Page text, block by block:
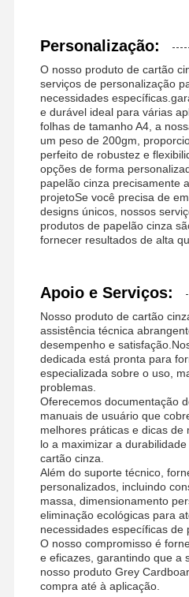
Personalização:
O nosso produto de cartão
serviços de personalização
necessidades
e durável ideal para várias
folhas de tamanho A4, a
um peso de 200gm,
perfeito de robustez e
opções de forma
papelão cinza precisamente
projetoSe você precisa de
designs únicos, nossos
produtos de papelão cinza
fornecer resultados de alta
Apoio e Serviços:
Nosso produto de cartão
assistência técnica
desempenho e
dedicada está pronta para
especializada sobre o uso,
problemas.
Oferecemos documentação
manuais de usuário que
melhores práticas e dicas de
lo a maximizar a
cartão cinza.
Além do suporte técnico,
personalizados, incluindo
massa, dimensionamento
eliminação ecológicas para
necessidades específicas de
O nosso compromisso é
e eficazes, garantindo que a
nosso produto Grey
compra até à aplicação.